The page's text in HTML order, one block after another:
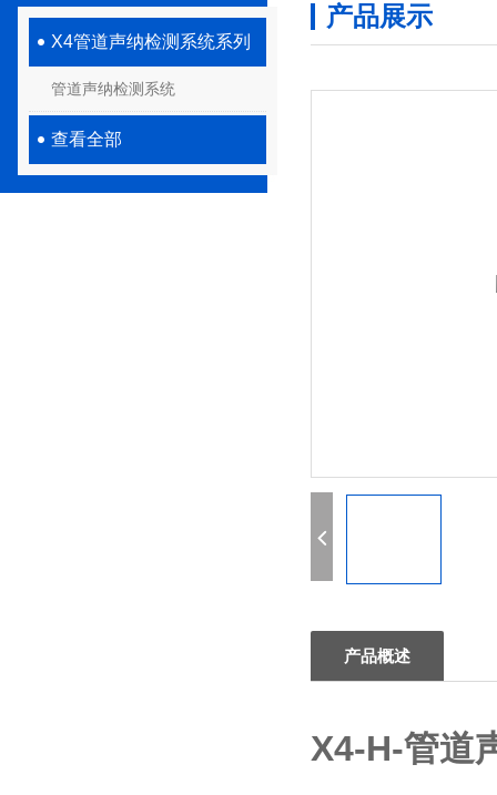
X4管道声纳检测系统系列
管道声纳检测系统
查看全部
产品展示
产品概述
X4-H-管道